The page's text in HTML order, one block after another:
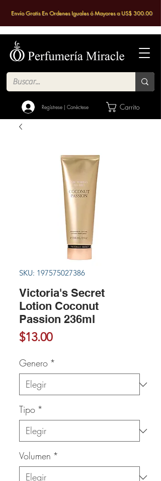
Regístrese | Conéctese Carrito
Envío Gratis En Ordenes Iguales ó Mayores a US$ 300.00
SKU: 197575027386
Victoria's Secret
Lotion Coconut
Passion 236ml
$13.00Precio
Genero *
Tipo *
Volumen *